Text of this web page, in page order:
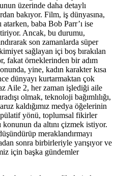
üzerinde daha detaylı
bakıyor. Film, iş dünyasına,
baba Bob Parr’ı ise
Ancak, bu durumu,
son zamanlarda süper
sağlayan içi boş bırakılan
fakat örneklerinden bir adım
yine, kadın karakter kısa
dünyayı kurtarmaktan çok
Aile 2, her zaman işlediği aile
olmak, teknoloji bağımlılığı,
kaldığımız medya öğelerinin
yönü, toplumsal fikirler
da altını çizmek istiyor.
meraklandırmayı
sonra birbirleriyle yarışıyor ve
için başka gündemler